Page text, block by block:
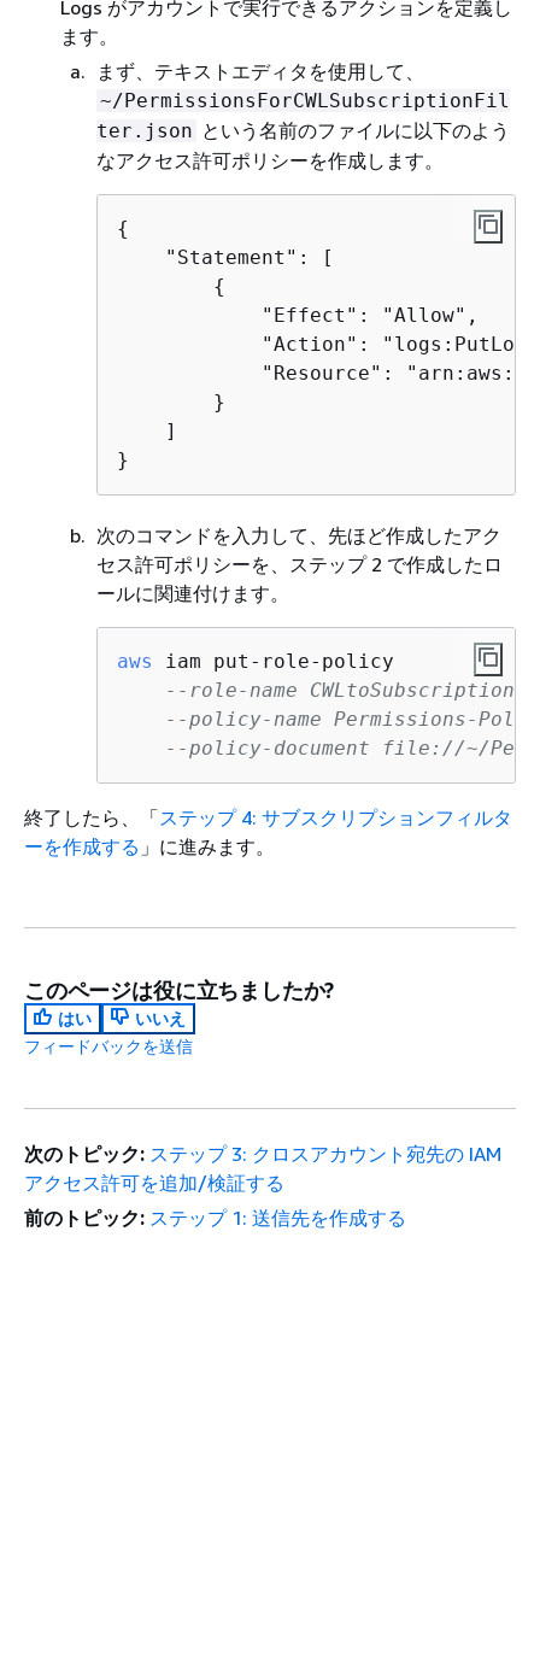
Logs がアカウントで実行できるアクションを定義し
ます。
まず、テキストエディタを使用して、
~/PermissionsForCWLSubscriptionFil
ter.json という名前のファイルに以下のよう
なアクセス許可ポリシーを作成します。
{
    "Statement": [
{
            "Effect": "Allow",
"Action":
"Resource":
        }
    ]
}
次のコマンドを入力して、先ほど作成したアク
セス許可ポリシーを、ステップ 2 で作成したロ
ールに関連付けます。
aws
iam put-role-policy
--role-name
--policy-name Permissions-
--policy-document file://~/
終了したら、「ステップ 4: サブスクリプションフィルタ
ーを作成する 」に進みます。
このページは役に立ちましたか?
はい
いいえ
フィードバックを送信
次のトピック: ステップ 3: クロスアカウント宛先の IAM
アクセス許可を追加/検証する
前のトピック: ステップ 1: 送信先を作成する